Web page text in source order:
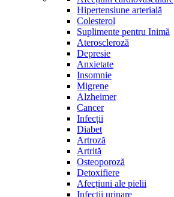
Hipertensiune arterială
Colesterol
Suplimente pentru Inimă
Ateroscleroză
Depresie
Anxietate
Insomnie
Migrene
Alzheimer
Cancer
Infecții
Diabet
Artroză
Artrită
Osteoporoză
Detoxifiere
Afecțiuni ale pielii
Infectii urinare